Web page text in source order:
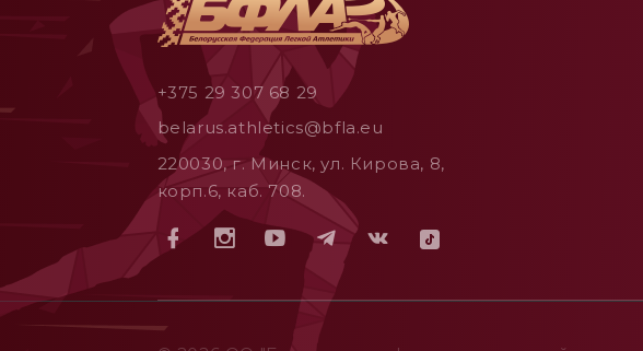
+375 29 307 68 29
belarus.athletics@bfla.eu
220030, г. Минск, ул. Кирова, 8,
корп.6, каб. 708.